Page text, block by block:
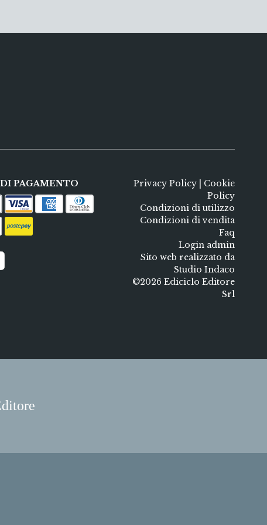
PAGAMENTO Privacy Policy| Cookie
Policy
Condizioni di utilizzo
Condizioni di vendita
Faq
Login admin
Sito web realizzato da
Studio Indaco
©2026 Ediciclo Editore
Srl